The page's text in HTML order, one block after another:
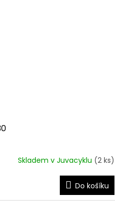
Skladem v Juvacyklu (2 ks)
Do košíku